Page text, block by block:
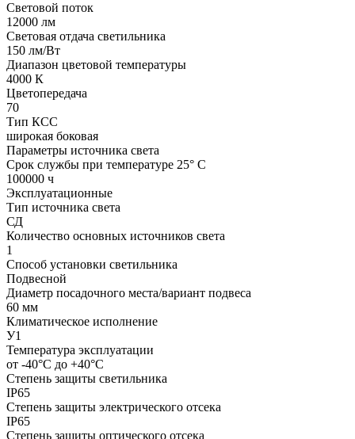
Световой поток
12000 лм
Световая отдача светильника
150 лм/Вт
Диапазон цветовой температуры
4000 К
Цветопередача
70
Тип КСС
широкая боковая
Параметры источника света
Срок службы при температуре 25° С
100000 ч
Эксплуатационные
Тип источника света
СД
Количество основных источников света
1
Способ установки светильника
Подвесной
Диаметр посадочного места/вариант подвеса
60 мм
Климатическое исполнение
У1
Температура эксплуатации
от -40°С до +40°С
Степень защиты светильника
IP65
Степень защиты электрического отсека
IP65
Степень защиты оптического отсека